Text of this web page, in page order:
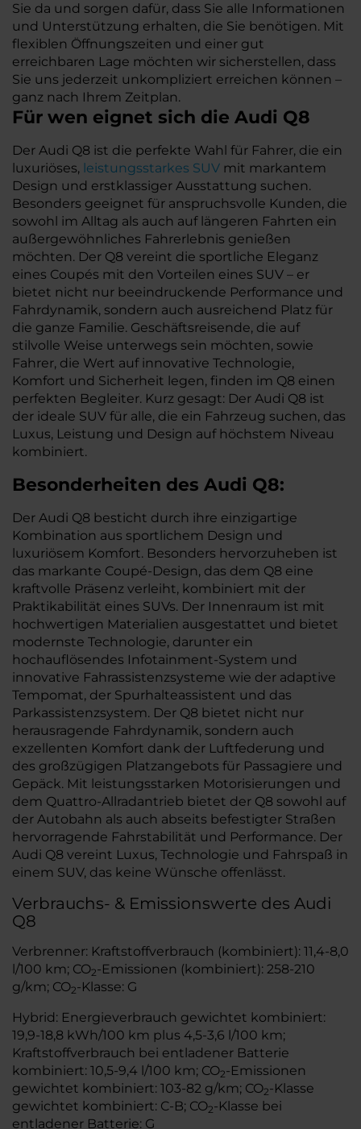
Sie da und sorgen dafür, dass Sie alle Informationen
und Unterstützung erhalten, die Sie benötigen. Mit
flexiblen Öffnungszeiten und einer gut
erreichbaren Lage möchten wir sicherstellen, dass
Sie uns jederzeit unkompliziert erreichen können –
ganz nach Ihrem Zeitplan.
Für wen eignet sich die Audi Q8
Der Audi Q8 ist die perfekte Wahl für Fahrer, die ein
luxuriöses, leistungsstarkes SUV mit markantem
Design und erstklassiger Ausstattung suchen.
Besonders geeignet für anspruchsvolle Kunden, die
sowohl im Alltag als auch auf längeren Fahrten ein
außergewöhnliches Fahrerlebnis genießen
möchten. Der Q8 vereint die sportliche Eleganz
eines Coupés mit den Vorteilen eines SUV – er
bietet nicht nur beeindruckende Performance und
Fahrdynamik, sondern auch ausreichend Platz für
die ganze Familie. Geschäftsreisende, die auf
stilvolle Weise unterwegs sein möchten, sowie
Fahrer, die Wert auf innovative Technologie,
Komfort und Sicherheit legen, finden im Q8 einen
perfekten Begleiter. Kurz gesagt: Der Audi Q8 ist
der ideale SUV für alle, die ein Fahrzeug suchen, das
Luxus, Leistung und Design auf höchstem Niveau
kombiniert.
Besonderheiten des Audi Q8:
Der Audi Q8 besticht durch ihre einzigartige
Kombination aus sportlichem Design und
luxuriösem Komfort. Besonders hervorzuheben ist
das markante Coupé-Design, das dem Q8 eine
kraftvolle Präsenz verleiht, kombiniert mit der
Praktikabilität eines SUVs. Der Innenraum ist mit
hochwertigen Materialien ausgestattet und bietet
modernste Technologie, darunter ein
hochauflösendes Infotainment-System und
innovative Fahrassistenzsysteme wie der adaptive
Tempomat, der Spurhalteassistent und das
Parkassistenzsystem. Der Q8 bietet nicht nur
herausragende Fahrdynamik, sondern auch
exzellenten Komfort dank der Luftfederung und
des großzügigen Platzangebots für Passagiere und
Gepäck. Mit leistungsstarken Motorisierungen und
dem Quattro-Allradantrieb bietet der Q8 sowohl auf
der Autobahn als auch abseits befestigter Straßen
hervorragende Fahrstabilität und Performance. Der
Audi Q8 vereint Luxus, Technologie und Fahrspaß in
einem SUV, das keine Wünsche offenlässt.
Verbrauchs- & Emissionswerte des Audi
Q8
Verbrenner: Kraftstoffverbrauch (kombiniert): 11,4-8,0
l/100 km; CO2-Emissionen (kombiniert): 258-210
g/km; CO2-Klasse: G
Hybrid: Energieverbrauch gewichtet kombiniert:
19,9-18,8 kWh/100 km plus 4,5-3,6 l/100 km;
Kraftstoffverbrauch bei entladener Batterie
kombiniert: 10,5-9,4 l/100 km; CO2-Emissionen
gewichtet kombiniert: 103-82 g/km; CO2-Klasse
gewichtet kombiniert: C-B; CO2-Klasse bei
entladener Batterie: G